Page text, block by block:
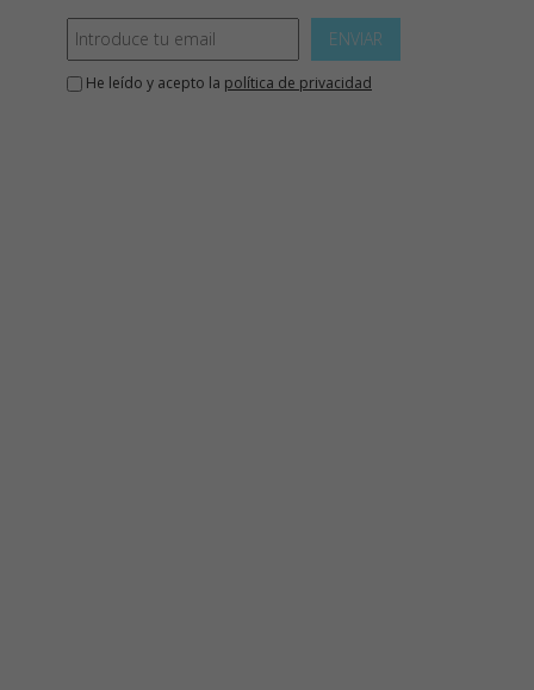
ENVIAR
He leído y acepto la política de privacidad